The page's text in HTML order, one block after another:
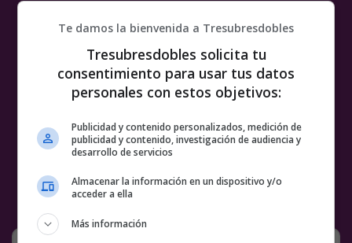
Te damos la bienvenida a Tresubresdobles
Tresubresdobles solicita tu
consentimiento para usar tus datos
personales con estos objetivos:
Publicidad y contenido personalizados, medición de
publicidad y contenido, investigación de audiencia y
desarrollo de servicios
Almacenar la información en un dispositivo y/o
acceder a ella
Más información